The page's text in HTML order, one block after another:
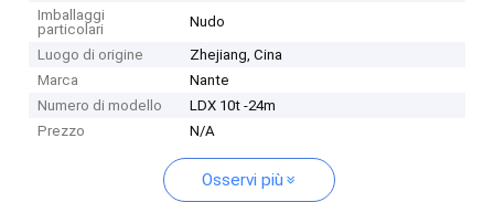
Imballaggi
particolari
Nudo
Luogo di origine
Zhejiang, Cina
Marca
Nante
Numero di modello
LDX 10t -24m
Prezzo
N/A
Osservi più